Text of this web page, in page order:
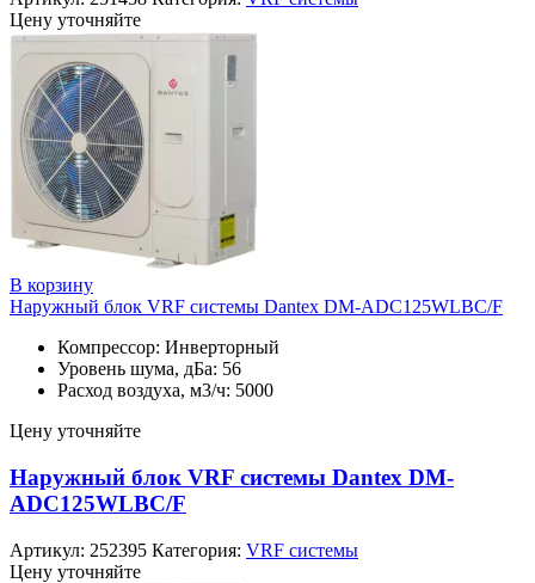
Цену уточняйте
В корзину
Наружный блок VRF системы Dantex DM-ADC125WLBC/F
Компрессор: Инверторный
Уровень шума, дБа: 56
Расход воздуха, м3/ч: 5000
Цену уточняйте
Наружный блок VRF системы Dantex DM-
ADC125WLBC/F
Артикул: 252395 Категория: VRF системы
Цену уточняйте